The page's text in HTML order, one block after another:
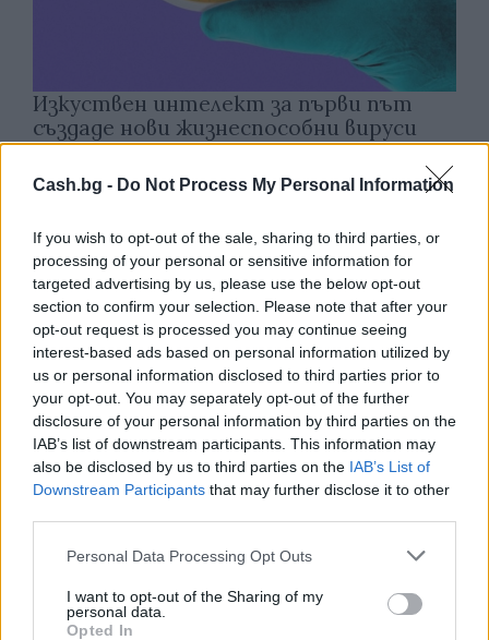
Cash.bg - Do Not Process My Personal Information
If you wish to opt-out of the sale, sharing to third parties, or
processing of your personal or sensitive information for
targeted advertising by us, please use the below opt-out
section to confirm your selection. Please note that after your
opt-out request is processed you may continue seeing
interest-based ads based on personal information utilized by
us or personal information disclosed to third parties prior to
your opt-out. You may separately opt-out of the further
disclosure of your personal information by third parties on the
IAB’s list of downstream participants. This information may
also be disclosed by us to third parties on the IAB’s List of
Downstream Participants that may further disclose it to other
Personal Data Processing Opt Outs
I want to opt-out of the Sharing of my
personal data.
Opted In
Изкуствен интелект за първи път
създаде нови жизнеспособни вируси
Астронавти на NASA излязоха в
открития космос
07.08.2026 / 15:00